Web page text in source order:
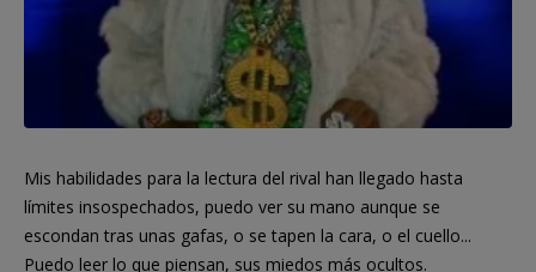
Mis habilidades para la lectura del rival han llegado hasta
límites insospechados, puedo ver su mano aunque se
escondan tras unas gafas, o se tapen la cara, o el cuello...
Puedo leer lo que piensan, sus miedos más ocultos.